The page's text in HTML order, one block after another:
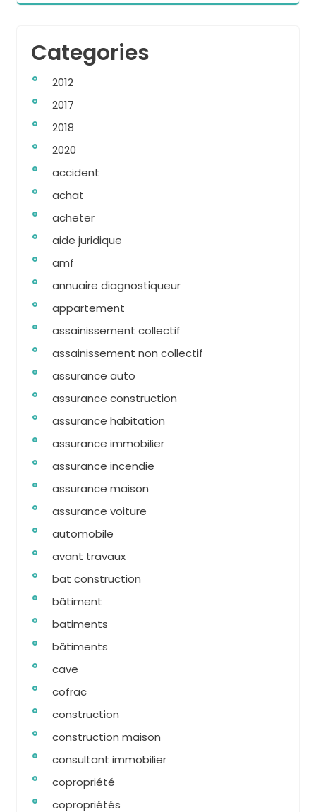
Categories
2012
2017
2018
2020
accident
achat
acheter
aide juridique
amf
annuaire diagnostiqueur
appartement
assainissement collectif
assainissement non collectif
assurance auto
assurance construction
assurance habitation
assurance immobilier
assurance incendie
assurance maison
assurance voiture
automobile
avant travaux
bat construction
bâtiment
batiments
bâtiments
cave
cofrac
construction
construction maison
consultant immobilier
copropriété
copropriétés